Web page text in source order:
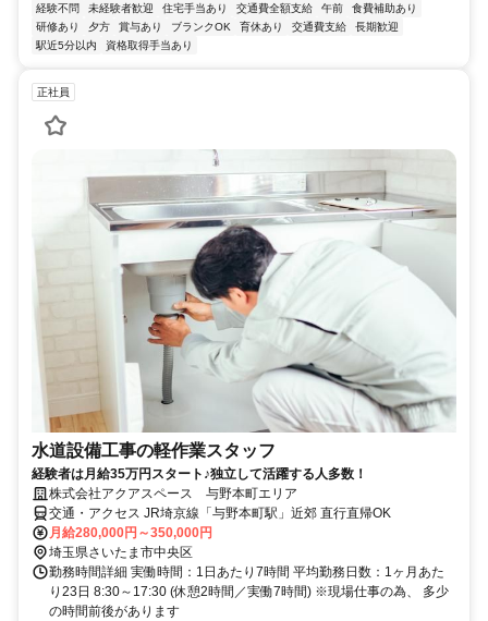
経験不問
未経験者歓迎 住宅手当あり 交通費全額支給 午前
食費補助あり
研修あり
夕方 賞与あり ブランクOK 育休あり 交通費支給
長期歓迎
駅近5分以内
資格取得手当あり
正社員
水道設備工事の軽作業スタッフ
経験者は月給35万円スタート♪独立して活躍する人多数！
株式会社アクアスペース 与野本町エリア
交通・アクセス JR埼京線「与野本町駅」近郊 直行直帰OK
月給280,000円～350,000円
埼玉県さいたま市中央区
勤務時間詳細 実働時間：1日あたり7時間 平均勤務日数：1ヶ月あた
り23日 8:30～17:30 (休憩2時間／実働7時間) ※現場仕事の為、 多少
の時間前後があります